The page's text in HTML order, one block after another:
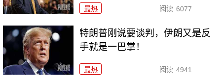
最热 阅读 6077
特朗普刚说要谈判，伊朗又是反
手就是一巴掌！
最热 阅读 4941